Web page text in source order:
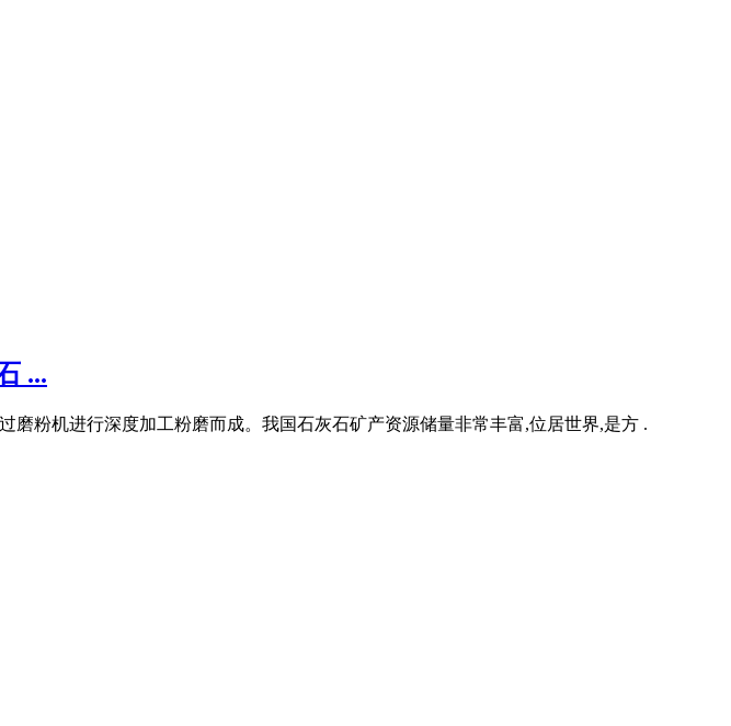
...
粉机进行深度加工粉磨而成。我国石灰石矿产资源储量非常丰富,位居世界,是方 .